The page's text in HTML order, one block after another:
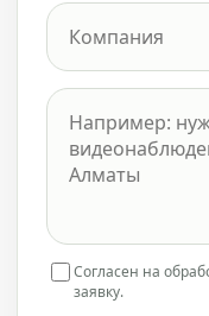
Согласен на
заявку.